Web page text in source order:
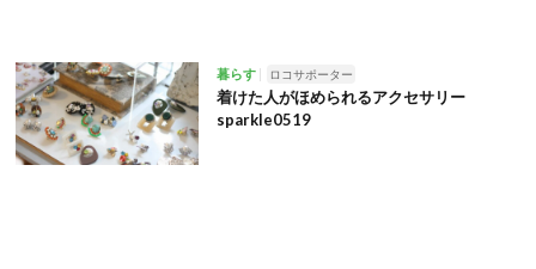
暮らす ロコサポーター
着けた人がほめられるアクセサリー
sparkle0519